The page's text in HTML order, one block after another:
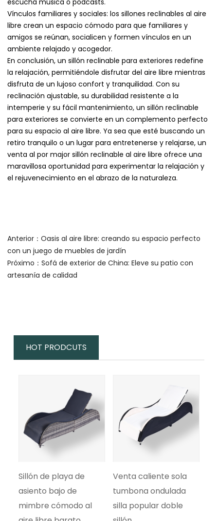
escucha música o podcasts.
Vínculos familiares y sociales: los sillones reclinables al aire
libre crean un espacio cómodo para que familiares y
amigos se reúnan, socialicen y formen vínculos en un
ambiente relajado y acogedor.
En conclusión, un sillón reclinable para exteriores redefine
la relajación, permitiéndole disfrutar del aire libre mientras
disfruta de un lujoso confort y tranquilidad. Con su
reclinación ajustable, su durabilidad resistente a la
intemperie y su fácil mantenimiento, un sillón reclinable
para exteriores se convierte en un complemento perfecto
para su espacio al aire libre. Ya sea que esté buscando un
retiro tranquilo o un lugar para entretenerse y relajarse, un
venta al por major sillón reclinable al aire libre ofrece una
maravillosa oportunidad para experimentar la relajación y
el rejuvenecimiento en el abrazo de la naturaleza.
Anterior： Oasis al aire libre: creando su espacio perfecto
con un juego de muebles de jardín
Próximo： Sofá de exterior de China: Eleve su patio con
artesanía de calidad
HOT PRODCUTS
Sillón de playa de
asiento bajo de
mimbre cómodo al
Venta caliente sola
tumbona ondulada
silla popular doble